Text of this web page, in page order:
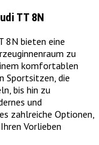
TT 8N
8N bieten eine
zu
komfortablen
Sportsitzen, die
bis hin zu
und
zahlreiche Optionen,
Vorlieben